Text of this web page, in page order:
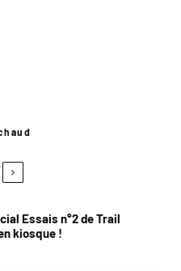
Essais n°2 de Trail
kiosque !